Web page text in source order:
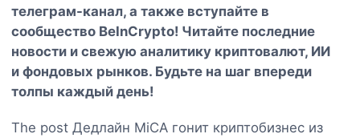
телеграм-канал, а также вступайте в
сообщество BeInCrypto! Читайте последние
новости и свежую аналитику криптовалют, ИИ
и фондовых рынков. Будьте на шаг впереди
толпы каждый день!
The post Дедлайн MiCA гонит криптобизнес из